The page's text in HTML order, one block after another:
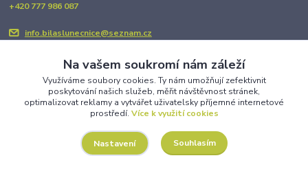
+420 777 986 087
info.bilaslunecnice@seznam.cz
Upravit sběr cookies.
Na vašem soukromí nám záleží
Využíváme soubory cookies. Ty nám umožňují zefektivnit
poskytování našich služeb, měřit návštěvnost stránek,
optimalizovat reklamy a vytvářet uživatelsky příjemné internetové
prostředí. Více k využití cookies
Nastavení Souhlasím